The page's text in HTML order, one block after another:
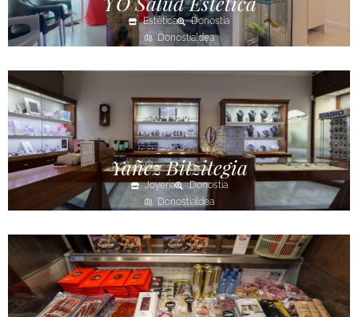
Estética
Donostia
Donostialdea
Yañez Bitzitegia
Joyería
Donostia
Donostialdea